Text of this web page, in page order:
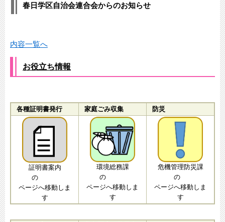
春日学区自治会連合会からのお知らせ
内容一覧へ
お役立ち情報
各種証明書発行 家庭ごみ収集 防災
証明書案内
の
ページへ移動しま
す
環境総務課
の
ページへ移動しま
す
危機管理防災課
の
ページへ移動しま
す